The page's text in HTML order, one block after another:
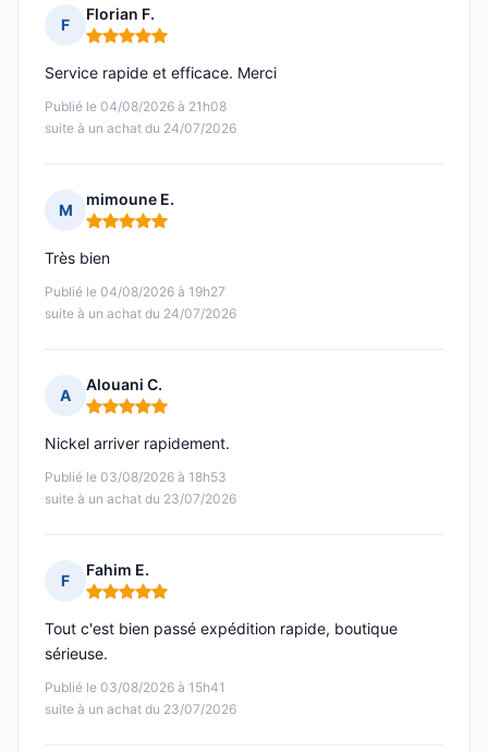
F
Florian F.
Note : 5 sur 5
Publié le 04/08/2026 à 21h08
suite à un achat du 24/07/2026
Service rapide et efficace. Merci
M
mimoune E.
Note : 5 sur 5
Publié le 04/08/2026 à 19h27
suite à un achat du 24/07/2026
Très bien
A
Alouani C.
Note : 5 sur 5
Publié le 03/08/2026 à 18h53
suite à un achat du 23/07/2026
Nickel arriver rapidement.
F
Fahim E.
Note : 5 sur 5
Publié le 03/08/2026 à 15h41
suite à un achat du 23/07/2026
Tout c'est bien passé expédition rapide, boutique
sérieuse.